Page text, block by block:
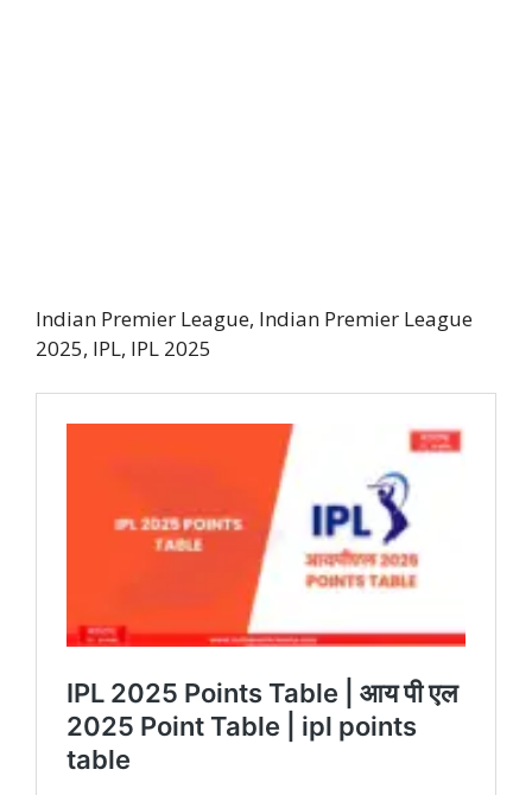
Indian Premier League, Indian Premier League
2025, IPL, IPL 2025